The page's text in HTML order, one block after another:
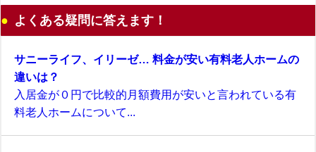
よくある疑問に答えます！
サニーライフ、イリーゼ… 料金が安い有料老人ホームの
違いは？
入居金が０円で比較的月額費用が安いと言われている有
料老人ホームについて...